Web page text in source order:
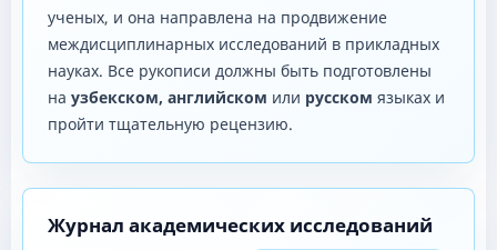
ученых, и она направлена ​​на продвижение
междисциплинарных исследований в прикладных
науках. Все рукописи должны быть подготовлены
на узбекском, английском или русском языках и
пройти тщательную рецензию.
Журнал академических исследований